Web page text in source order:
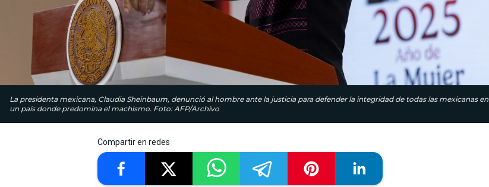
La presidenta mexicana, Claudia Sheinbaum, denunció al hombre ante la justicia para defender la integridad de todas las mexicanas en
un país donde predomina el machismo. Foto: AFP/Archivo
Compartir en redes